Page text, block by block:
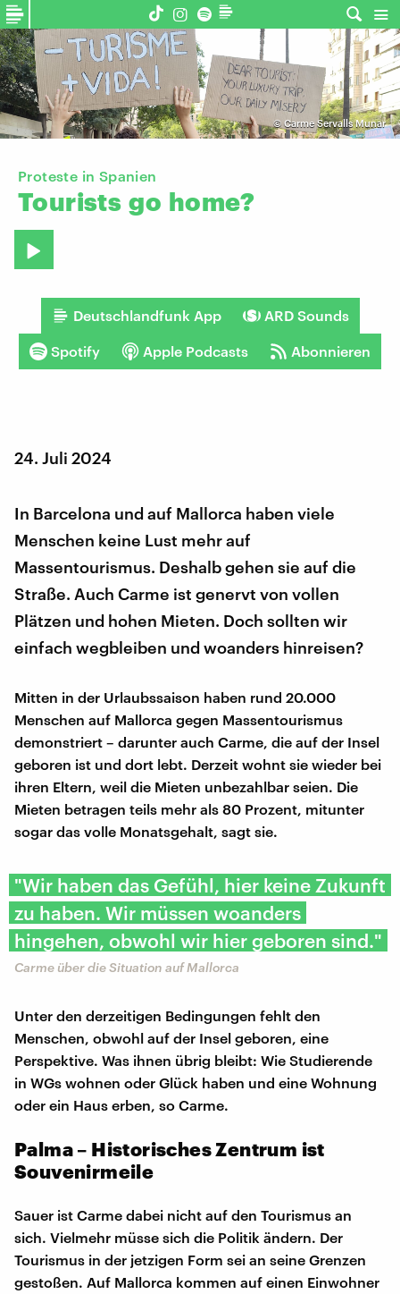
© Carme Servalls Munar
Proteste in Spanien
Tourists go home?
Deutschlandfunk App ARD Sounds
Spotify Apple Podcasts Abonnieren
24. Juli 2024
In Barcelona und auf Mallorca haben viele
Menschen keine Lust mehr auf
Massentourismus. Deshalb gehen sie auf die
Straße. Auch Carme ist genervt von vollen
Plätzen und hohen Mieten. Doch sollten wir
einfach wegbleiben und woanders hinreisen?
Mitten in der Urlaubssaison haben rund 20.000
Menschen auf Mallorca gegen Massentourismus
demonstriert – darunter auch Carme, die auf der Insel
geboren ist und dort lebt. Derzeit wohnt sie wieder bei
ihren Eltern, weil die Mieten unbezahlbar seien. Die
Mieten betragen teils mehr als 80 Prozent, mitunter
sogar das volle Monatsgehalt, sagt sie.
"Wir haben das Gefühl, hier keine Zukunft
zu haben. Wir müssen woanders
hingehen, obwohl wir hier geboren sind."
Carme über die Situation auf Mallorca
Unter den derzeitigen Bedingungen fehlt den
Menschen, obwohl auf der Insel geboren, eine
Perspektive. Was ihnen übrig bleibt: Wie Studierende
in WGs wohnen oder Glück haben und eine Wohnung
oder ein Haus erben, so Carme.
Palma – Historisches Zentrum ist
Souvenirmeile
Sauer ist Carme dabei nicht auf den Tourismus an
sich. Vielmehr müsse sich die Politik ändern. Der
Tourismus in der jetzigen Form sei an seine Grenzen
gestoßen. Auf Mallorca kommen auf einen Einwohner